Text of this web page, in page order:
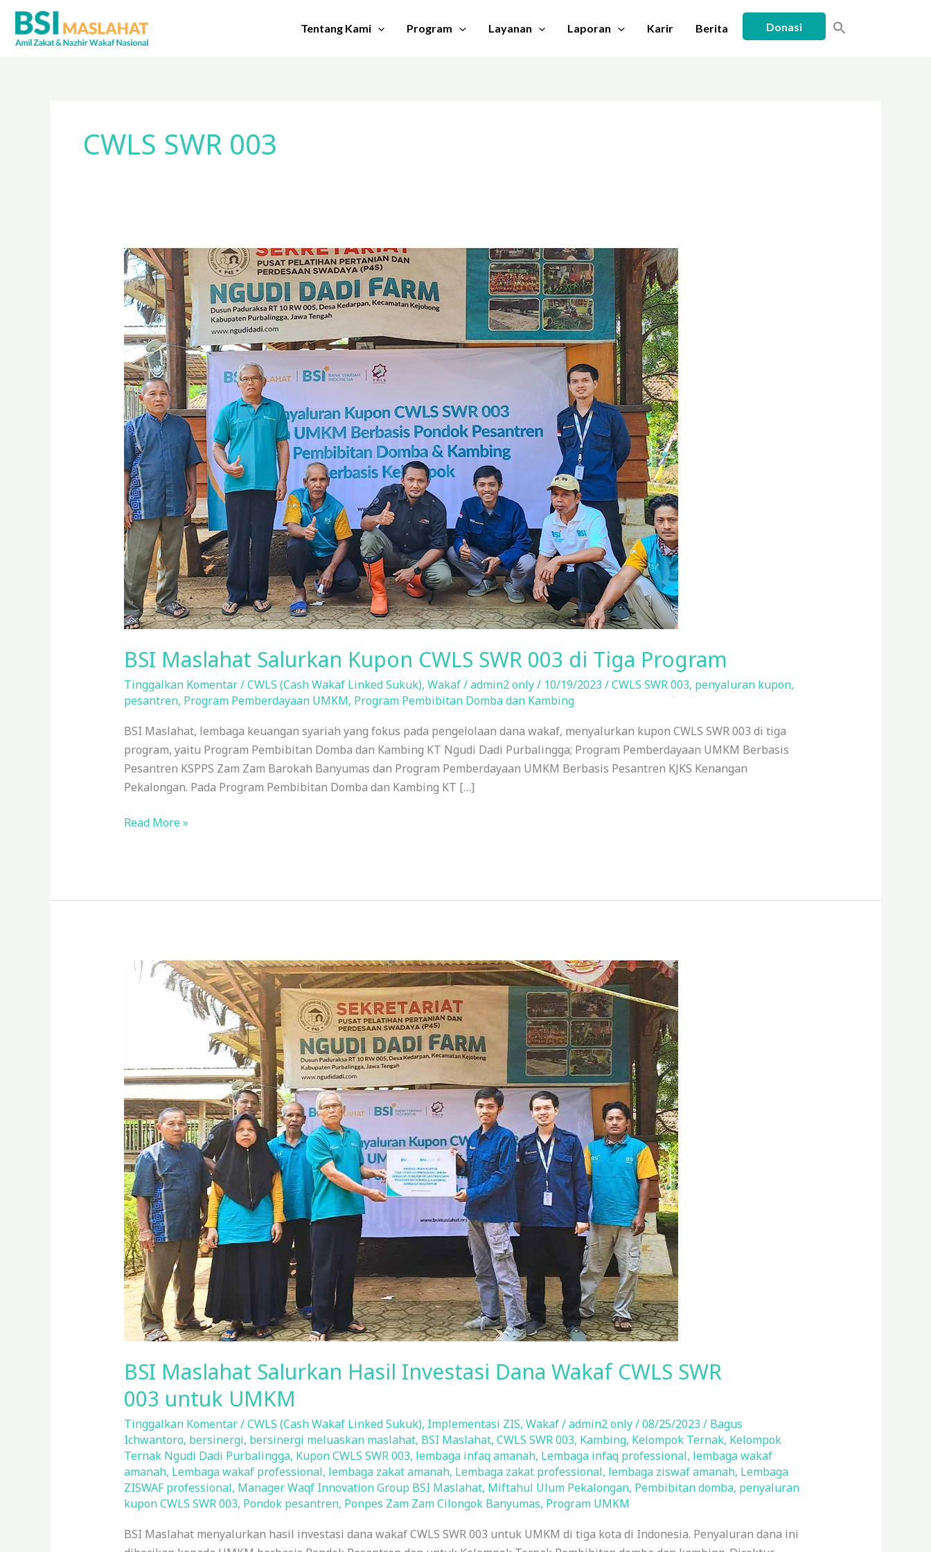
Lewati
konten
Tentang Kami Program Layanan Laporan Karir Berita Donasi
CWLS SWR 003
BSI Maslahat Salurkan Kupon CWLS SWR 003 di Tiga Program
Tinggalkan Komentar/CWLS (Cash Wakaf Linked Sukuk), Wakaf/admin2 only/ 10/19/2023 /CWLS SWR 003, penyaluran kupon,
pesantren, Program Pemberdayaan UMKM, Program Pembibitan Domba dan Kambing
BSI Maslahat, lembaga keuangan syariah yang fokus pada pengelolaan dana wakaf, menyalurkan kupon CWLS SWR 003 di tiga
program, yaitu Program Pembibitan Domba dan Kambing KT Ngudi Dadi Purbalingga; Program Pemberdayaan UMKM Berbasis
Pesantren KSPPS Zam Zam Barokah Banyumas dan Program Pemberdayaan UMKM Berbasis Pesantren KJKS Kenangan
Pekalongan. Pada Program Pembibitan Domba dan Kambing KT […]
BSI
Maslahat
Salurkan
Kupon
CWLS
SWR
003
di
Tiga
Program
Read More »
BSI Maslahat Salurkan Hasil Investasi Dana Wakaf CWLS SWR
003 untuk UMKM
Tinggalkan Komentar/CWLS (Cash Wakaf Linked Sukuk), Implementasi ZIS, Wakaf/admin2 only/08/25/2023 / Bagus
Ichwantoro, bersinergi, bersinergi meluaskan maslahat, BSI Maslahat, CWLS SWR 003, Kambing, Kelompok Ternak, Kelompok
Ternak Ngudi Dadi Purbalingga, Kupon CWLS SWR 003, lembaga infaq amanah, Lembaga infaq professional, lembaga wakaf
amanah, Lembaga wakaf professional, lembaga zakat amanah, Lembaga zakat professional, lembaga ziswaf amanah, Lembaga
ZISWAF professional, Manager Waqf Innovation Group BSI Maslahat, Miftahul Ulum Pekalongan, Pembibitan domba, penyaluran
kupon CWLS SWR 003, Pondok pesantren, Ponpes Zam Zam Cilongok Banyumas, Program UMKM
BSI Maslahat menyalurkan hasil investasi dana wakaf CWLS SWR 003 untuk UMKM di tiga kota di Indonesia. Penyaluran dana ini
BSI
Maslahat
Wakaf
CWLS
SWR
003 untuk
UMKM